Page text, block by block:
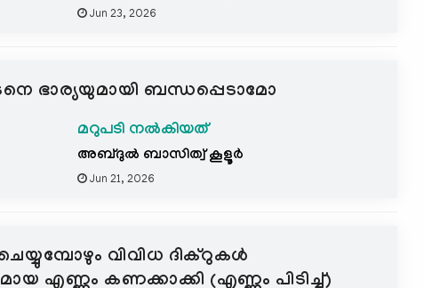
Jun 23, 2026
ഭാര്യയുമായി ബന്ധപ്പെടാമോ
മറുപടി നൽകിയത്
അബ്ദുല്‍ ബാസിത്വ് കൂളൂര്‍
Jun 21, 2026
വിവിധ ദിക്റുകൾ
എണ്ണം കണക്കാക്കി (എണ്ണം പിടിച്ച്)